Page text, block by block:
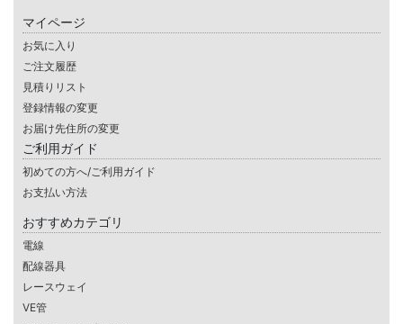
マイページ
お気に入り
ご注文履歴
見積りリスト
登録情報の変更
お届け先住所の変更
ご利用ガイド
初めての方へ/ご利用ガイド
お支払い方法
おすすめカテゴリ
電線
配線器具
レースウェイ
VE管